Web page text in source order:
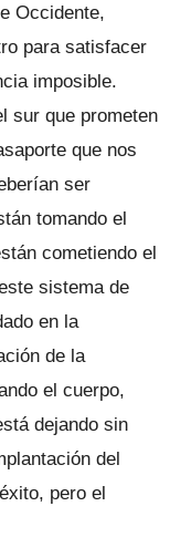
Occidente,
para satisfacer
imposible.
sur que prometen
que nos
ser
tomando el
cometiendo el
sistema de
en la
de la
el cuerpo,
dejando sin
del
pero el